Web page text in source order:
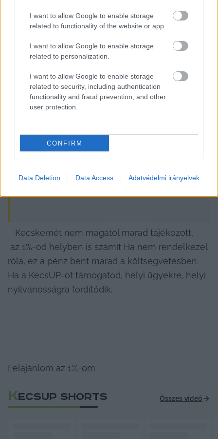
I want to allow Google to enable storage
related to functionality of the website or app.
I want to allow Google to enable storage
related to personalization.
I want to allow Google to enable storage
related to security, including authentication
functionality and fraud prevention, and other
user protection.
CONFIRM
Data Deletion Data Access Adatvédelmi irányelvek
HIRDETÉS
Adószám: 19235743-1-03
róla, ez a pénz bent marad a költségvetésben.
Ha a KecsUP-ot támogatod, helyi ügyekre, helyi
nyilvánosságra fordítódik.
Felajánlom az 1%-om
KECSUP SHORTS Összes videó